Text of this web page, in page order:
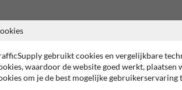
gebruikt cookies en vergelijkbare
waardoor de website goed werkt, plaatsen
om je de best mogelijke gebruikerservaring